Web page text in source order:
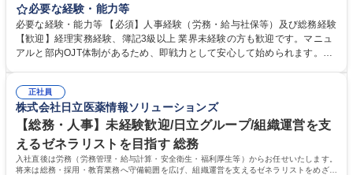
をお任せします。 労務と総務の業務をバランスよく担当し、ゆくゆくは制
度改定などのコア業務にも挑戦できる、やりがいある環境です。 ■勤怠管
理、給与計算、社会保険手続き、年末調整等の労務管理全般 ■入退社手続
き、社内規定の改定や人事制度改定などのコア業務 ■社内イベントの企画
でも質問・相談できる環境が整っているため、安心して成長できます。 募
集職種 【森ビルG】人事・総務◆賞与5ヶ月◆年休120日◆残業少なめ◆
リモート可
必要な経験・能力等
必要な経験・能力等 【必須】人事経験（労務・給与社保等）及び総務経験
【歓迎】経理実務経験、簿記3級以上 業界未経験の方も歓迎です。マニュ
アルと部内OJT体制があるため、即戦力として安心して始められます。
務に挑戦できるため、自身の成長と組織への貢献度をダイレクトに実感で
きます。 残業少なめ、週1日リモート可など、ワークライフバランスを保
ち長期活躍できる環境です。 「これまでの幅広い経験を活かし、長期的な
キャリアを築きたい」という前向きな意欲と挑戦を全力で応援します。 学
歴・資格 学歴：大学院 大学 高専 短大 専修学校 高校 語学力： 資格：日商
簿記検定1級 日商簿記検定2級 日商簿記検定3級
正社員
株式会社日立医薬情報ソリューションズ
【総務・人事】未経験歓迎/日立グループ/組織運営を支
えるゼネラリストを目指す 総務
入社直後は労務（労務管理・給与計算・安全衛生・福利厚生等）からお任せいたします。
将来は総務・採用・教育業務へ守備範囲を広げ、組織運営を支えるゼネラリストをめざせ